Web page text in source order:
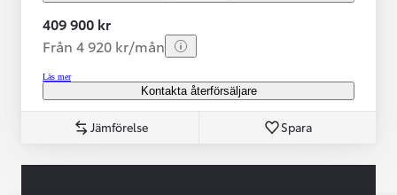
409 900 kr
Från 4 920 kr/mån
Läs mer
Kontakta återförsäljare
Jämförelse Spara